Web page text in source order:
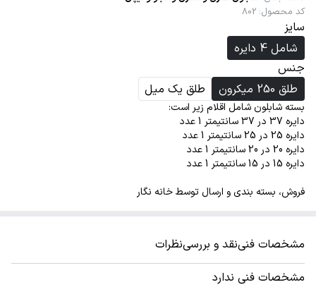
کد محصول:
802
سایز
شامل 4 دایره
جنس
طلق 250 میکرون
طلق یک میل
بسته شابلون شامل اقلام زیر است:
دایره 37 در 37 سانتیمتر 1 عدد
دایره 25 در 25 سانتیمتر 1 عدد
دایره 20 در 20 سانتیمتر 1 عدد
دایره 15 در 15 سانتیمتر 1 عدد
فروش، بسته بندی و ارسال توسط خانه نگار
مشخصات فنینقد و بررسینظرات
مشخصات فنی ندارد